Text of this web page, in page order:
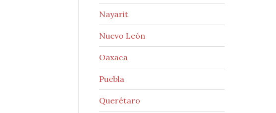
Nayarit
Nuevo León
Oaxaca
Puebla
Querétaro